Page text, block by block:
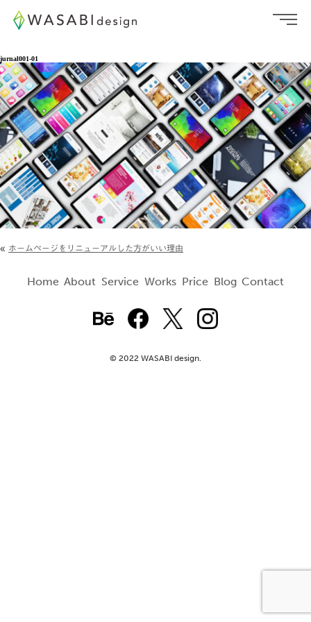
jurnal001-01
« ホームページをリニューアルした方がいい理由
Home About Service Works Price Blog Contact
© 2022 WASABI design.